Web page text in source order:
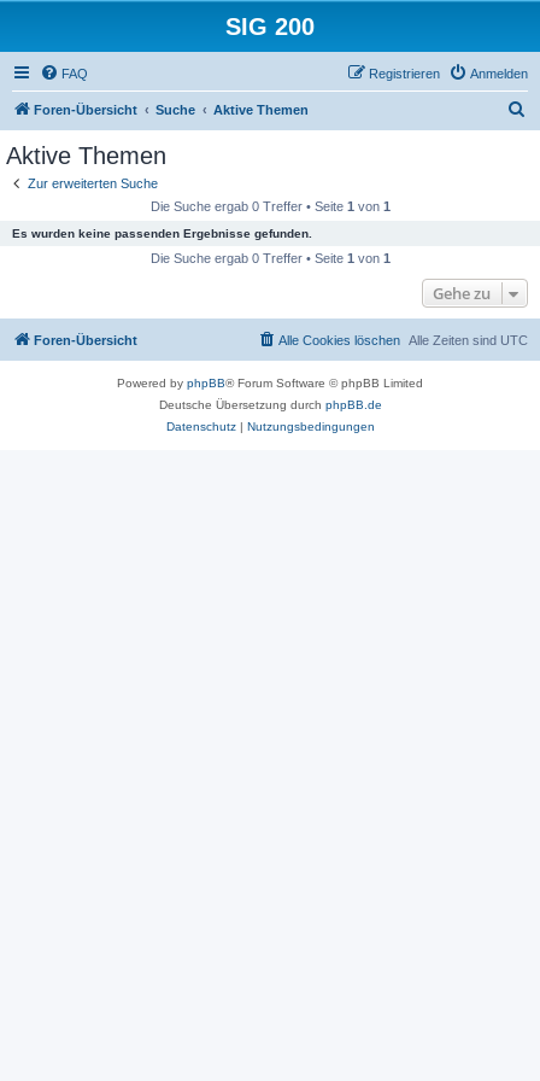
SIG 200
FAQ Anmelden
Registrieren
Foren-Übersicht Suche Aktive Themen
Aktive Themen
Zur erweiterten Suche
Die Suche ergab 0 Treffer • Seite 1 von 1
Es wurden keine passenden Ergebnisse gefunden.
Die Suche ergab 0 Treffer • Seite 1 von 1
Gehe zu
Foren-Übersicht Alle Zeiten sind UTC
Alle Cookies löschen
Powered by phpBB® Forum Software © phpBB Limited
Deutsche Übersetzung durch phpBB.de
Datenschutz| Nutzungsbedingungen